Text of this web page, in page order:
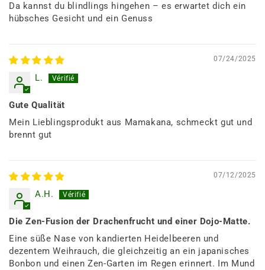
Da kannst du blindlings hingehen – es erwartet dich ein
hübsches Gesicht und ein Genuss
07/24/2025
L.
Gute Qualität
Mein Lieblingsprodukt aus Mamakana, schmeckt gut und
brennt gut
07/12/2025
A.H.
Die Zen-Fusion der Drachenfrucht und einer Dojo-Matte.
Eine süße Nase von kandierten Heidelbeeren und
dezentem Weihrauch, die gleichzeitig an ein japanisches
Bonbon und einen Zen-Garten im Regen erinnert. Im Mund